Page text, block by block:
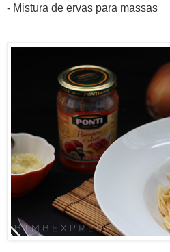
- Mistura de ervas para massas